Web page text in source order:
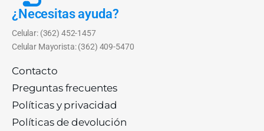
¿Necesitas ayuda?
Celular: (362) 452-1457
Celular Mayorista: (362) 409-5470
Contacto
Preguntas frecuentes
Políticas y privacidad
Políticas de devolución